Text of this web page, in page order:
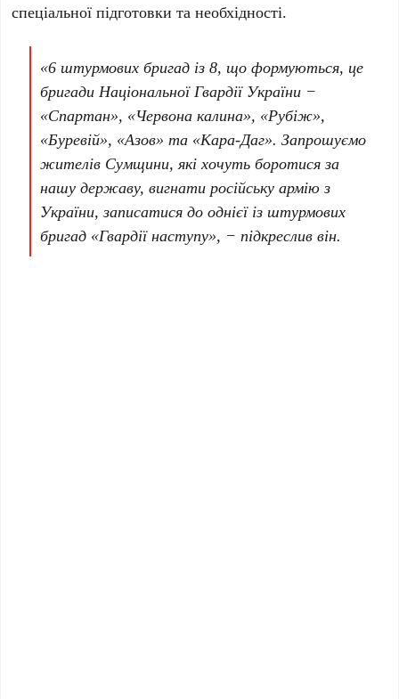
спеціальної підготовки та необхідності.
«6 штурмових бригад із 8, що формуються, це
бригади Національної Гвардії України −
«Спартан», «Червона калина», «Рубіж»,
«Буревій», «Азов» та «Кара-Даг». Запрошуємо
жителів Сумщини, які хочуть боротися за
нашу державу, вигнати російську армію з
України, записатися до однієї із штурмових
бригад «Гвардії наступу», − підкреслив він.